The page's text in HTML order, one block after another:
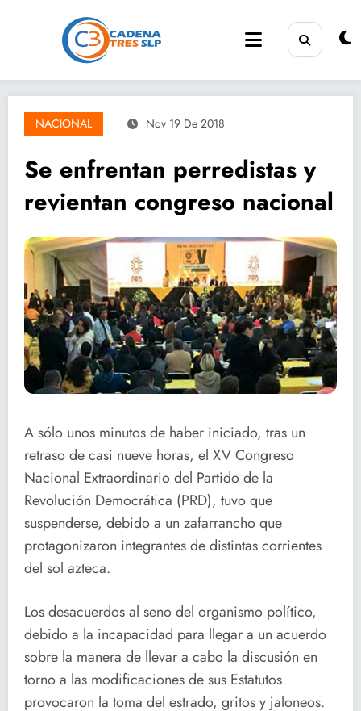
NACIONAL Nov 19 De 2018
Se enfrentan perredistas y
revientan congreso nacional
A sólo unos minutos de haber iniciado, tras un
retraso de casi nueve horas, el XV Congreso
Nacional Extraordinario del Partido de la
Revolución Democrática (PRD), tuvo que
suspenderse, debido a un zafarrancho que
protagonizaron integrantes de distintas corrientes
del sol azteca.
Los desacuerdos al seno del organismo político,
debido a la incapacidad para llegar a un acuerdo
sobre la manera de llevar a cabo la discusión en
torno a las modificaciones de sus Estatutos
provocaron la toma del estrado, gritos y jaloneos.